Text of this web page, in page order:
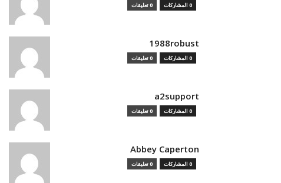
0 المشاركات 0 تعليقات
1988robust
0 المشاركات 0 تعليقات
a2support
0 المشاركات 0 تعليقات
Abbey Caperton
0 المشاركات 0 تعليقات